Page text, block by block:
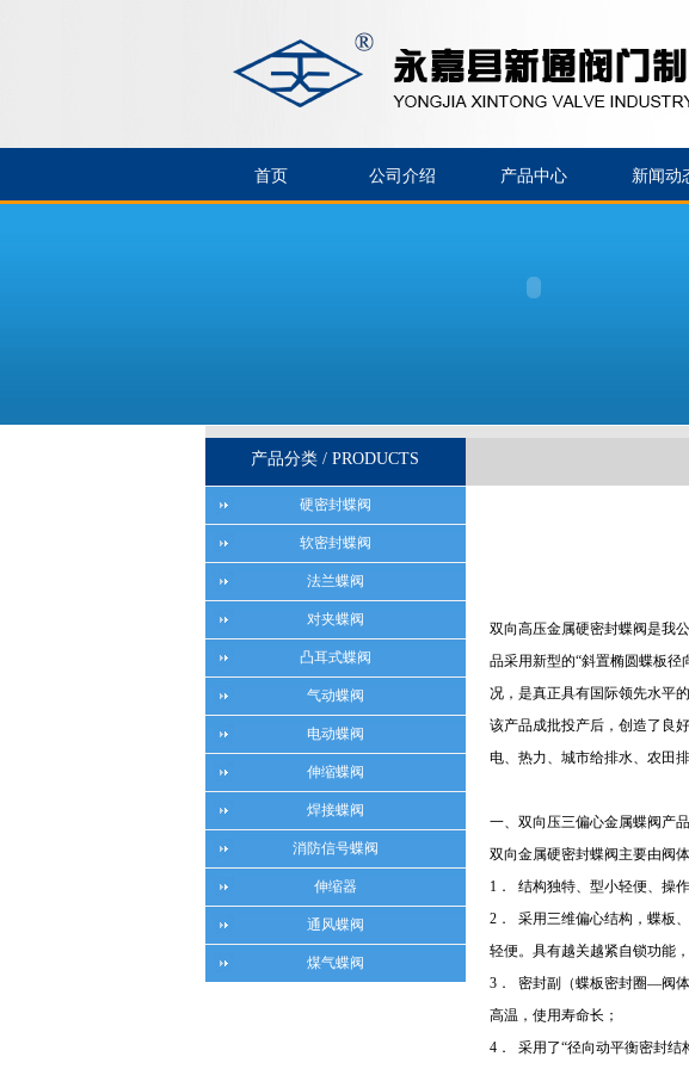
首页 公司介绍 产品中心 新闻动
产品分类 / PRODUCTS
硬密封蝶阀
软密封蝶阀
法兰蝶阀
对夹蝶阀
凸耳式蝶阀
气动蝶阀
电动蝶阀
伸缩蝶阀
焊接蝶阀
消防信号蝶阀
伸缩器
通风蝶阀
煤气蝶阀
双向高压金属硬密封蝶阀是我
品采用新型的“斜置椭圆蝶板
况，是真正具有国际领先水平的
该产品成批投产后，创造了良
电、热力、城市给排水、农田
一、双向压三偏心金属蝶阀产
双向金属硬密封蝶阀主要由阀
1． 结构独特、型小轻便、操作
2． 采用三维偏心结构，蝶板
轻便。具有越关越紧自锁功能
3． 密封副（蝶板密封圈—阀
高温，使用寿命长；
4． 采用了“径向动平衡密封结